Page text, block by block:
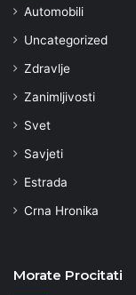
Automobili
Uncategorized
Zdravlje
Zanimljivosti
Svet
Savjeti
Estrada
Crna Hronika
Morate Procitati